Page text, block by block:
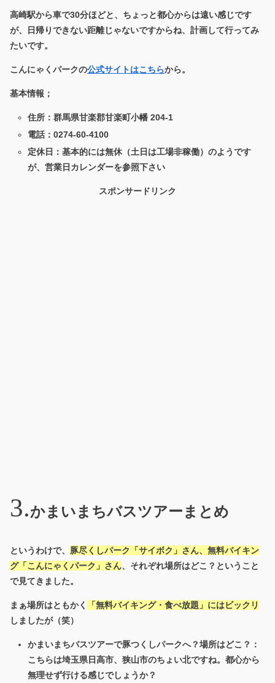
高崎駅から車で30分ほどと、ちょっと都心からは遠い感じです
が、日帰りできない距離じゃないですからね、計画して行ってみ
たいです。
こんにゃくパークの公式サイトはこちらから。
基本情報；
住所：群馬県甘楽郡甘楽町小幡 204-1
電話：0274-60-4100
定休日：基本的には無休（土日は工場非稼働）のようです
が、営業日カレンダーを参照下さい
スポンサードリンク
かまいまちバスツアーまとめ
というわけで、 豚尽くしパーク「サイボク」さん、無料バイキン
グ「こんにゃくパーク」さん、それぞれ場所はどこ？ということ
で見てきました。
まぁ場所はともかく
「無料バイキング・食べ放題」にはビックリ
しましたが（笑）
かまいまちバスツアーで豚つくしパークへ？場所はどこ？：
こちらは埼玉県日高市、狭山市のちょい北ですね。都心から
無理せず行ける感じでしょうか？